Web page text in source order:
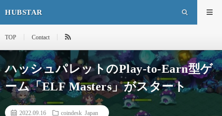
HUBSTAR
TOP Contact
ハッシュパレットのPlay-to-Earn型ゲ
ーム「ELF Masters」がスタート
2022.09.16 coindesk Japan